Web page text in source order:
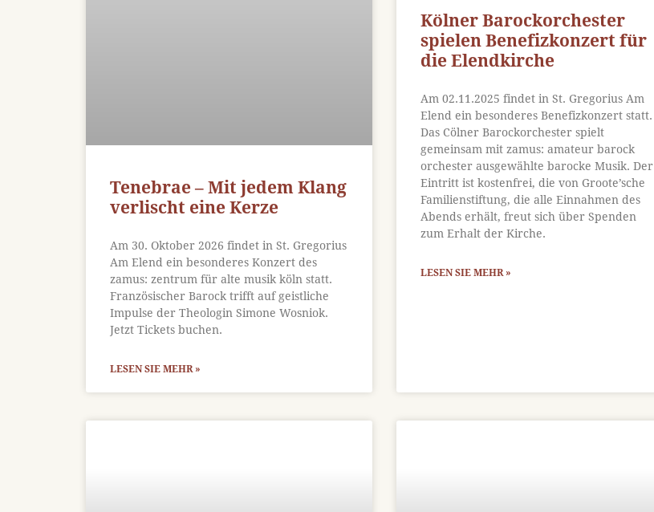
Tenebrae – Mit jedem Klang
verlischt eine Kerze
Am 30. Oktober 2026 findet in St. Gregorius
Am Elend ein besonderes Konzert des
zamus: zentrum für alte musik köln statt.
Französischer Barock trifft auf geistliche
Impulse der Theologin Simone Wosniok.
Jetzt Tickets buchen.
LESEN SIE MEHR »
Kölner Barockorchester
spielen Benefizkonzert für
die Elendkirche
Am 02.11.2025 findet in St. Gregorius Am
Elend ein besonderes Benefizkonzert statt.
Das Cölner Barockorchester spielt
gemeinsam mit zamus: amateur barock
orchester ausgewählte barocke Musik. Der
Eintritt ist kostenfrei, die von Groote’sche
Familienstiftung, die alle Einnahmen des
Abends erhält, freut sich über Spenden
zum Erhalt der Kirche.
LESEN SIE MEHR »